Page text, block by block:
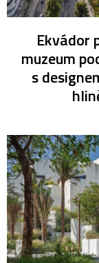
Ekvádor
muzeum
s